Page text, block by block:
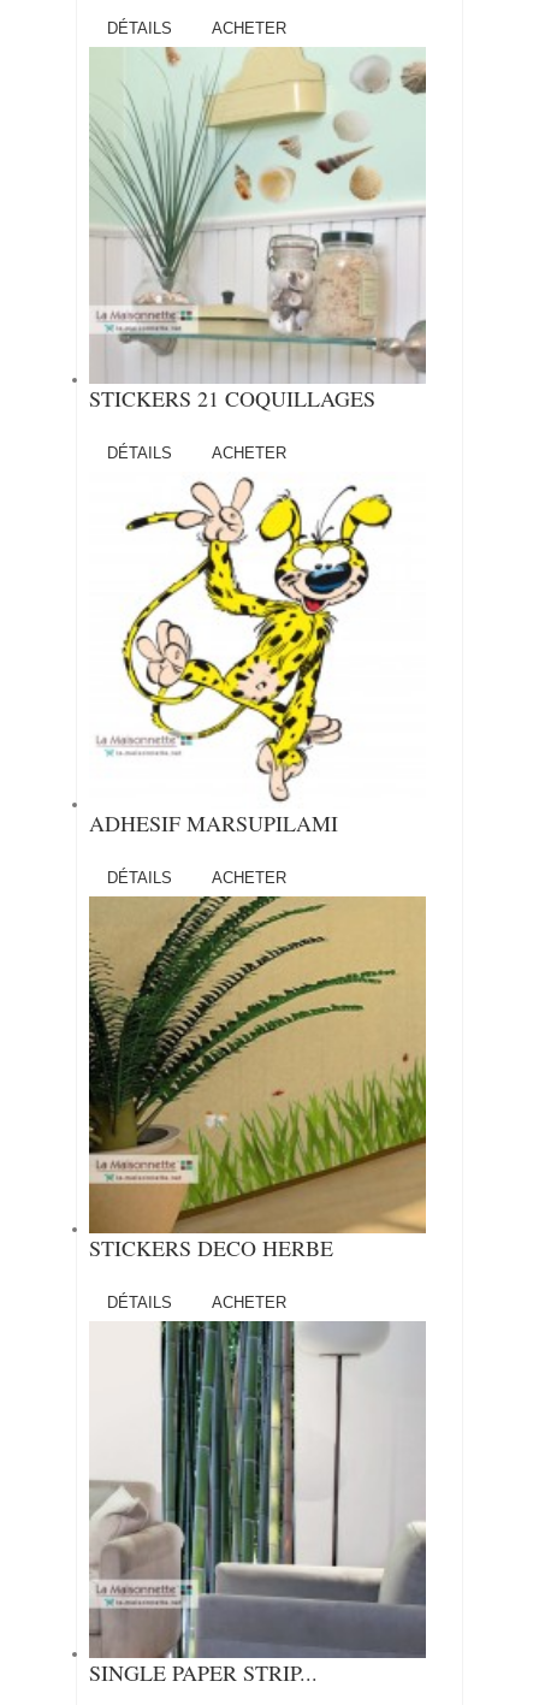
DÉTAILS ACHETER
STICKERS 21 COQUILLAGES
DÉTAILS ACHETER
ADHESIF MARSUPILAMI
DÉTAILS ACHETER
STICKERS DECO HERBE
DÉTAILS ACHETER
SINGLE PAPER STRIP...